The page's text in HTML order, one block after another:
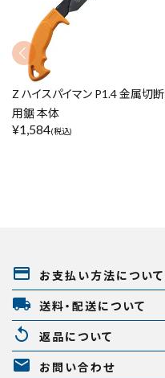
Z ハイスパイマン P1.4 金属切断
用鋸 本体
¥1,584(税込)
payment お支払い方法について
local_shipping 送料・配送について
replay 返品について
mail お問い合わせ